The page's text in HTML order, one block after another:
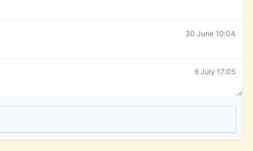
30 June 10:04
6 July 17:05